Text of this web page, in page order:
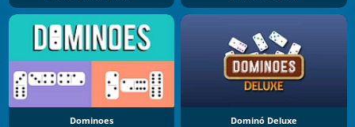
Dominoes Dominó Deluxe